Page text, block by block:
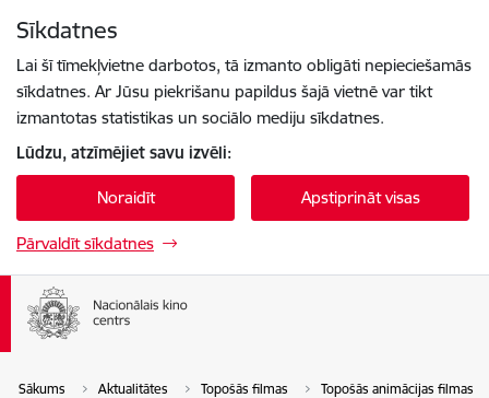
Sīkdatnes
Lai šī tīmekļvietne darbotos, tā izmanto obligāti nepieciešamās
sīkdatnes. Ar Jūsu piekrišanu papildus šajā vietnē var tikt
izmantotas statistikas un sociālo mediju sīkdatnes.
Lūdzu, atzīmējiet savu izvēli:
Noraidīt Apstiprināt visas
Pārvaldīt sīkdatnes
Sākums Aktualitātes Topošās filmas Topošās animācijas filmas